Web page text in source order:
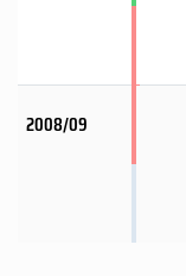
2008/09